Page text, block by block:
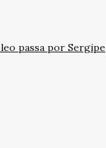
passa por Sergipe